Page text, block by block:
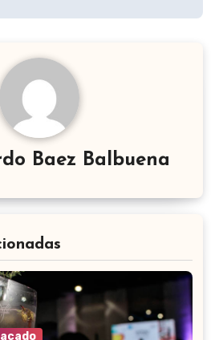
Baez Balbuena